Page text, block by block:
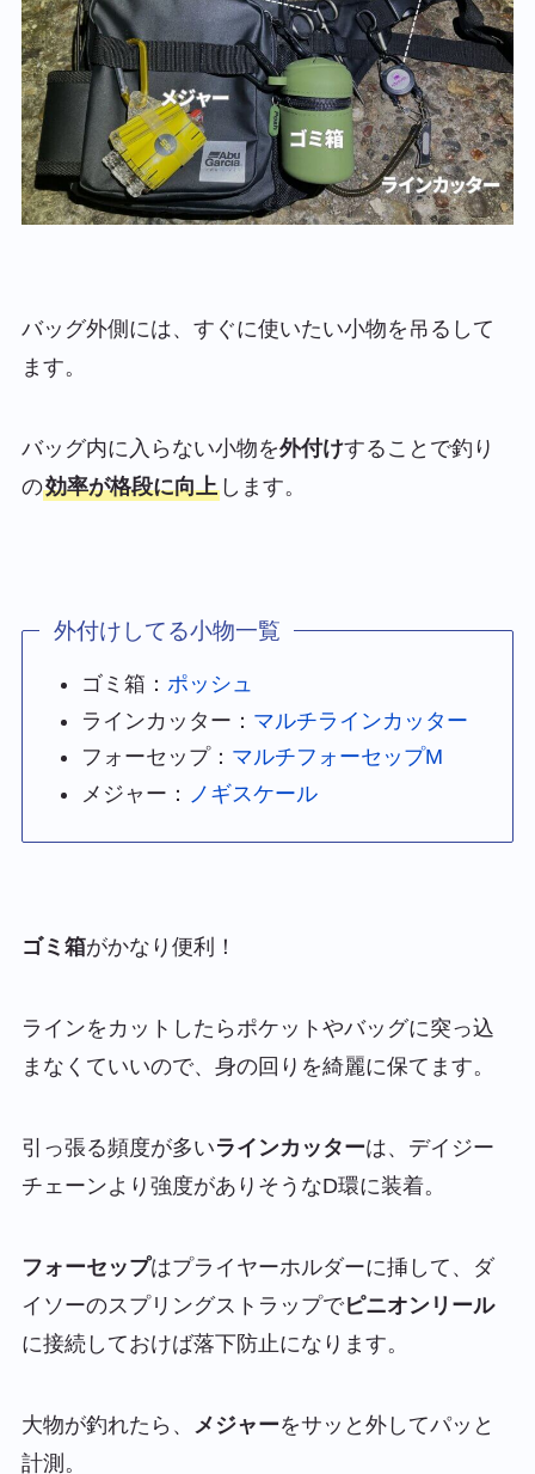
バッグ外側には、すぐに使いたい小物を吊るして
ます。
バッグ内に入らない小物を外付けすることで釣り
の効率が格段に向上します。
外付けしてる小物一覧
ゴミ箱：ポッシュ
ラインカッター： マルチラインカッター
フォーセップ： マルチフォーセップM
メジャー：
ノギスケール
ゴミ箱がかなり便利！
ラインをカットしたらポケットやバッグに突っ込
まなくていいので、身の回りを綺麗に保てます。
引っ張る頻度が多いラインカッターは、デイジー
チェーンより強度がありそうなD環に装着。
フォーセップはプライヤーホルダーに挿して、ダ
イソーのスプリングストラップでピニオンリール
に接続しておけば落下防止になります。
大物が釣れたら、 メジャーをサッと外してパッと
計測。